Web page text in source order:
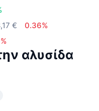
€
0.36%
αλυσίδα